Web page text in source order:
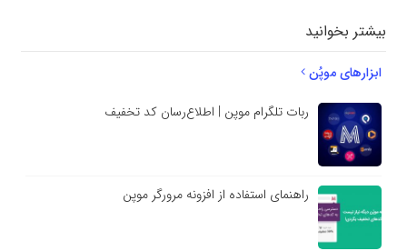
بیشتر بخوانید
ابزارهای موپُن
ربات تلگرام موپن | اطلاع‌رسان کد تخفیف
راهنمای استفاده از افزونه مرورگر موپن